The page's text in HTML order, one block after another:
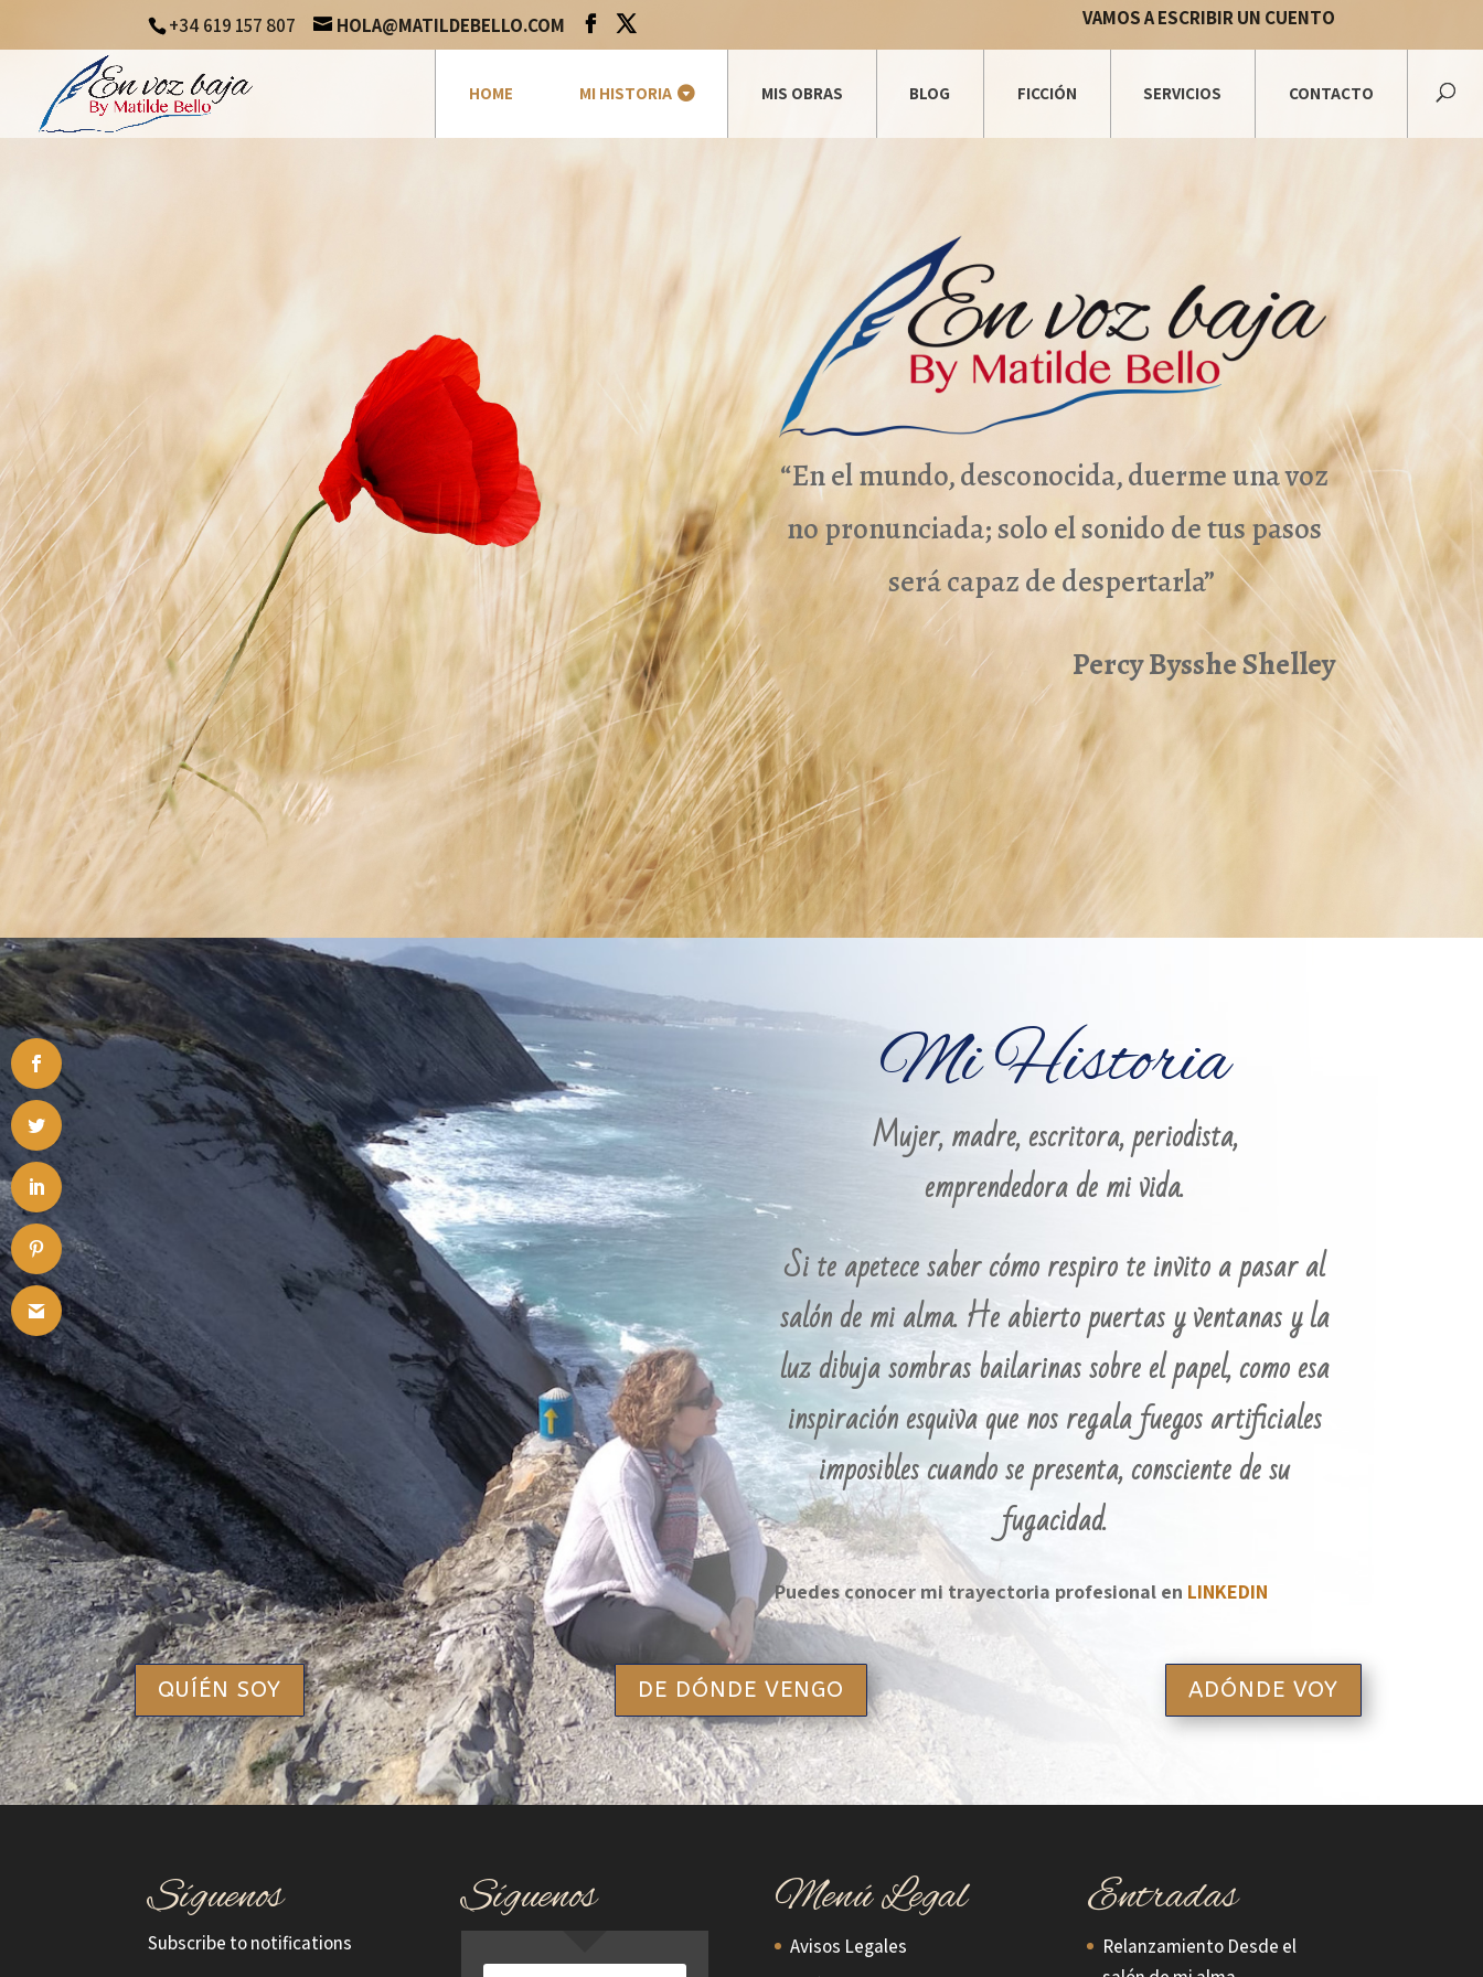
+34 619 157 807 HOLA@MATILDEBELLO.COM VAMOS A ESCRIBIR UN CUENTO
HOME MI HISTORIA MIS OBRAS BLOG FICCIÓN SERVICIOS CONTACTO
“En el mundo, desconocida, duerme una voz
no pronunciada; solo el sonido de tus pasos
será capaz de despertarla”
Percy Bysshe Shelley
Mi Historia
Mujer, madre, escritora, periodista,
emprendedora de mi vida.
Si te apetece saber cómo respiro te invito a pasar al
salón de mi alma. He abierto puertas y ventanas y la
luz dibuja sombras bailarinas sobre el papel, como esa
inspiración esquiva que nos regala fuegos artificiales
imposibles cuando se presenta, consciente de su
fugacidad.
Puedes conocer mi trayectoria profesional en LINKEDIN
QUÍÉN SOY DE DÓNDE VENGO ADÓNDE VOY
Síguenos
Subscribe to notifications
Síguenos Menú Legal
Avisos Legales
Entradas
Relanzamiento Desde el